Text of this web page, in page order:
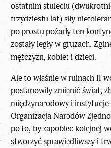
ostatnim stuleciu
trzydziestu lat) siły
po prostu pożarły ten
zostały legły w gruzach.
mężczyzn, kobiet i dzieci.
Ale to właśnie w ruinach II
postanowiły zmienić świat,
międzynarodowy i instytucje
Organizacja Narodów
po to, by zapobiec kolejnej
stworzyć sprawiedliwszy i